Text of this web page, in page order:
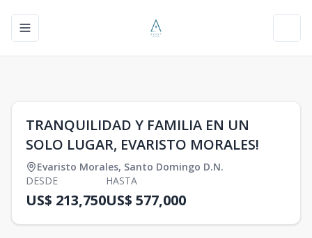
Toggle navigation menu
TRANQUILIDAD Y FAMILIA EN UN
SOLO LUGAR, EVARISTO MORALES!
Evaristo Morales, Santo Domingo D.N.
DESDE
US$ 213,750
HASTA
US$ 577,000